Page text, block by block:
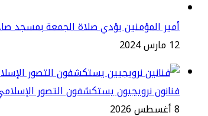
أمير المؤمنين يؤدي صلاة الجمعة بمسجد
12 مارس 2024
فنانون نرويجيون يستكشفون التصور
8 أغسطس 2026